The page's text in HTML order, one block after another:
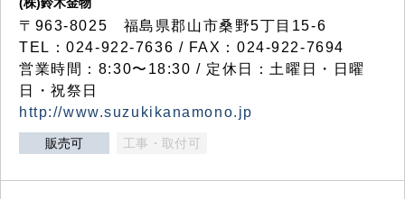
〒963-8025 福島県郡山市桑野5丁目15-6
TEL：024-922-7636 / FAX：024-922-7694
営業時間：8:30〜18:30 / 定休日：土曜日・日曜
日・祝祭日
http://www.suzukikanamono.jp
販売可 工事・取付可